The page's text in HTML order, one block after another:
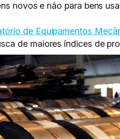
novos e não para bens
de Equipamentos
de maiores índices de